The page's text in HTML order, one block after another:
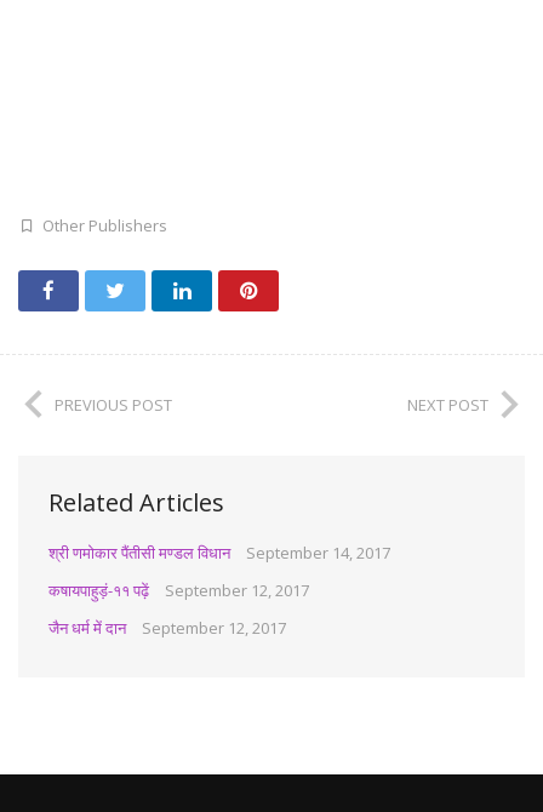
Other Publishers
PREVIOUS POST NEXT POST
Related Articles
श्री णमोकार पैंतीसी मण्डल विधान
September 14, 2017
कषायपाहुड़ं-११ पढ़ें
September 12, 2017
जैन धर्म में दान
September 12, 2017